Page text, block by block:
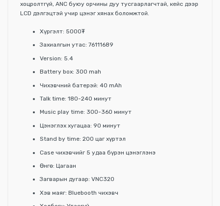
хоцролтгүй, ANC буюу орчины дуу тусгаарлагчтай, кейс дээр
LCD дэлгэцтэй учир цэнэг хянах боломжтой.
Хүргэлт: 5000₮
Захиалгын утас: 76111689
Version: 5.4
Battery box: 300 mah
Чихэвчний батерэй: 40 mAh
Talk time: 180-240 минут
Music play time: 300-360 минут
Цэнэглэх хугацаа: 90 минут
Stand by time: 200 цаг хүртэл
Case чихэвчийг 5 удаа бүрэн цэнэглэнэ
Өнгө: Цагаан
Загварын дугаар: VNC320
Хэв маяг: Bluebooth чихэвч